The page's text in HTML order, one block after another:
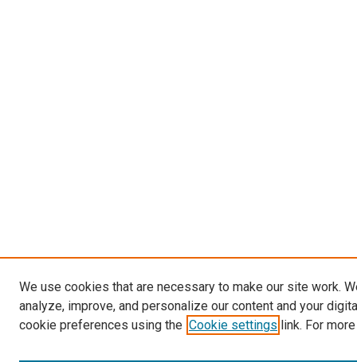
We use cookies that are necessary to make our site work.
analyze, improve, and personalize our content and your
cookie preferences using the Cookie settings link. For